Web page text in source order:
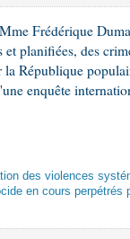
Frédérique
planifiées, des
République
enquête
des violences
en cours perpétrés